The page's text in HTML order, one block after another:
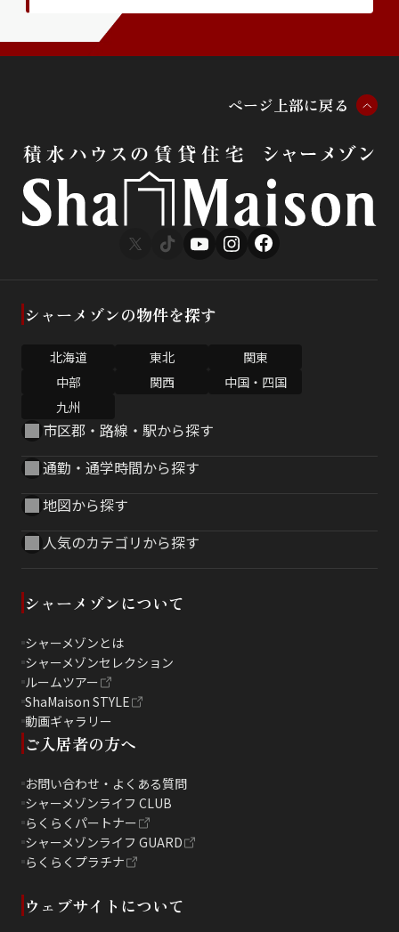
ページ 上部に戻る
シャーメゾンの物件を探す
北海道 東北
関東
中部
関西
中国・四国
九州
市区郡・路線・駅から探す
通勤・通学時間から探す
地図から探す
人気のカテゴリから探す
シャーメゾンについて
シャーメゾンとは
シャーメゾンセレクション
ルームツアー
ShaMaison STYLE
動画ギャラリー
ご入居者の方へ
お問い合わせ・よくある質問
シャーメゾンライフ CLUB
らくらくパートナー
シャーメゾンライフ GUARD
らくらくプラチナ
ウェブサイトについて